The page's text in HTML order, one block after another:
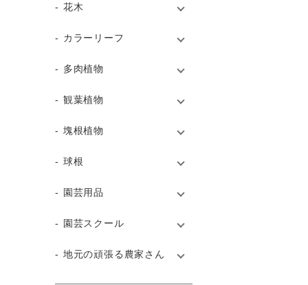
花木
カラーリーフ
多肉植物
観葉植物
塊根植物
球根
園芸用品
園芸スクール
地元の頑張る農家さん